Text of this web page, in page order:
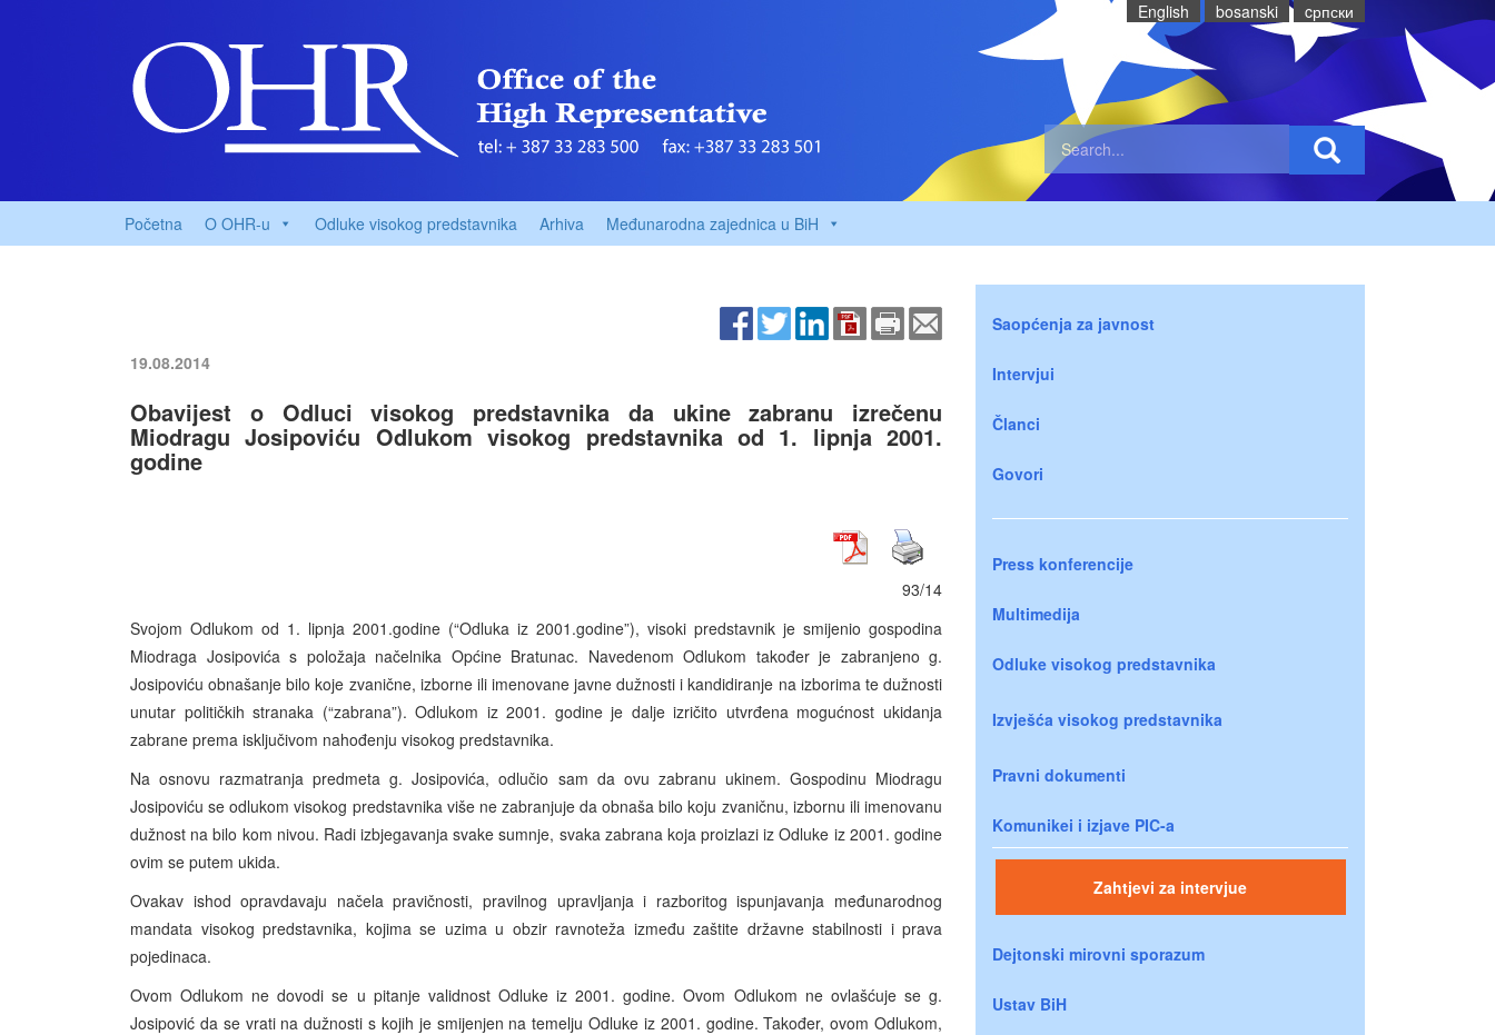
English bosanski cрпски
Početna O OHR-u Odluke visokog predstavnika Arhiva Međunarodna zajednica u BiH
19.08.2014
Obavijest o Odluci visokog predstavnika da ukine zabranu izrečenu
Miodragu Josipoviću Odlukom visokog predstavnika od 1. lipnja 2001.
godine
93/14
Svojom Odlukom od 1. lipnja 2001.godine (“Odluka iz 2001.godine”), visoki predstavnik je smijenio gospodina
Miodraga Josipovića s položaja načelnika Općine Bratunac. Navedenom Odlukom također je zabranjeno g.
Josipoviću obnašanje bilo koje zvanične, izborne ili imenovane javne dužnosti i kandidiranje na izborima te dužnosti
unutar političkih stranaka (“zabrana”). Odlukom iz 2001. godine je dalje izričito utvrđena mogućnost ukidanja
zabrane prema isključivom nahođenju visokog predstavnika.
Na osnovu razmatranja predmeta g. Josipovića, odlučio sam da ovu zabranu ukinem. Gospodinu Miodragu
Josipoviću se odlukom visokog predstavnika više ne zabranjuje da obnaša bilo koju zvaničnu, izbornu ili imenovanu
dužnost na bilo kom nivou. Radi izbjegavanja svake sumnje, svaka zabrana koja proizlazi iz Odluke iz 2001. godine
ovim se putem ukida.
Ovakav ishod opravdavaju načela pravičnosti, pravilnog upravljanja i razboritog ispunjavanja međunarodnog
mandata visokog predstavnika, kojima se uzima u obzir ravnoteža između zaštite državne stabilnosti i prava
pojedinaca.
Ovom Odlukom ne dovodi se u pitanje validnost Odluke iz 2001. godine. Ovom Odlukom ne ovlašćuje se g.
Josipović da se vrati na dužnosti s kojih je smijenjen na temelju Odluke iz 2001. godine. Također, ovom Odlukom,
Saopćenja za javnost
Intervjui
Članci
Govori
Press konferencije
Multimedija
Odluke visokog predstavnika
Izvješća visokog predstavnika
Pravni dokumenti
Komunikei i izjave PIC-a
Zahtjevi za intervjue
Dejtonski mirovni sporazum
Ustav BiH